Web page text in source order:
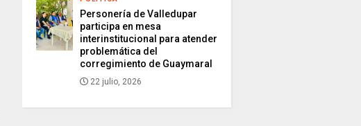
Personería de Valledupar
participa en mesa
interinstitucional para atender
problemática del
corregimiento de Guaymaral
22 julio, 2026